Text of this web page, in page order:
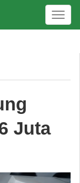
T
o
e
t
Juta